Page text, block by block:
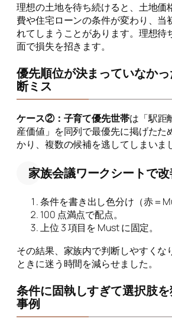
理想の土地を待ち続けると、土地価
費や住宅ローンの条件が変わり、当
れてしまうことがあります。理想待
面で損失を招きます。
優先順位が決まっていなか
断ミス
ケース②：子育て優先世帯は「駅距
産価値」を同列で最優先に掲げたた
かり、複数の候補を逃してしまいま
家族会議ワークシートで
条件を書き出し色分け（赤＝
100 点満点で配点。
上位 3 項目を Must に固定。
その結果、家族内で判断しやすくな
ときに迷う時間を減らせました。
条件に固執しすぎて選択肢
事例